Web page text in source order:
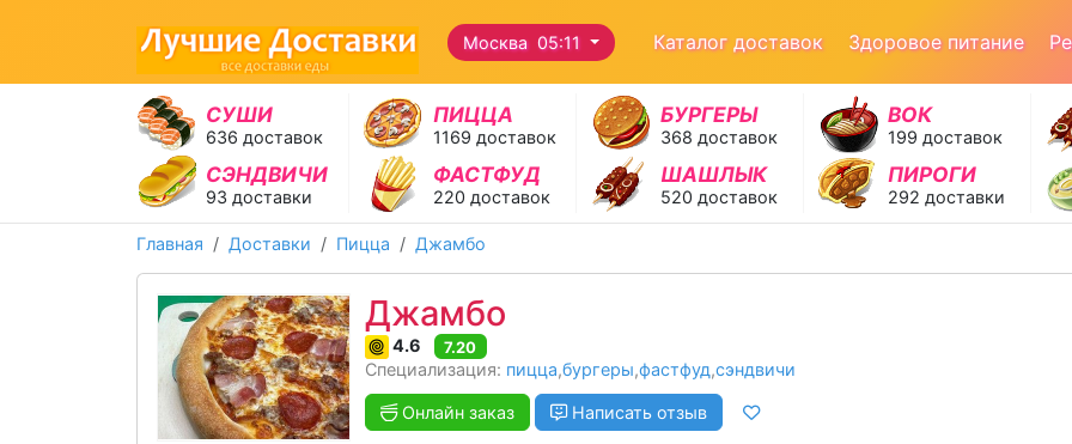
Москва 05:11 Каталог доставок Здоровое питание
СУШИ
636 доставок
ПИЦЦА
1169 доставок
БУРГЕРЫ
368 доставок
ВОК
199 доставок
СЭНДВИЧИ
93 доставки
ФАСТФУД
220 доставок
ШАШЛЫК
520 доставок
ПИРОГИ
292 доставки
Главная Доставки Пицца Джамбо
Джамбо
4.6 7.20
Специализация: пицца,бургеры,фастфуд,сэндвичи
Онлайн заказ Написать отзыв